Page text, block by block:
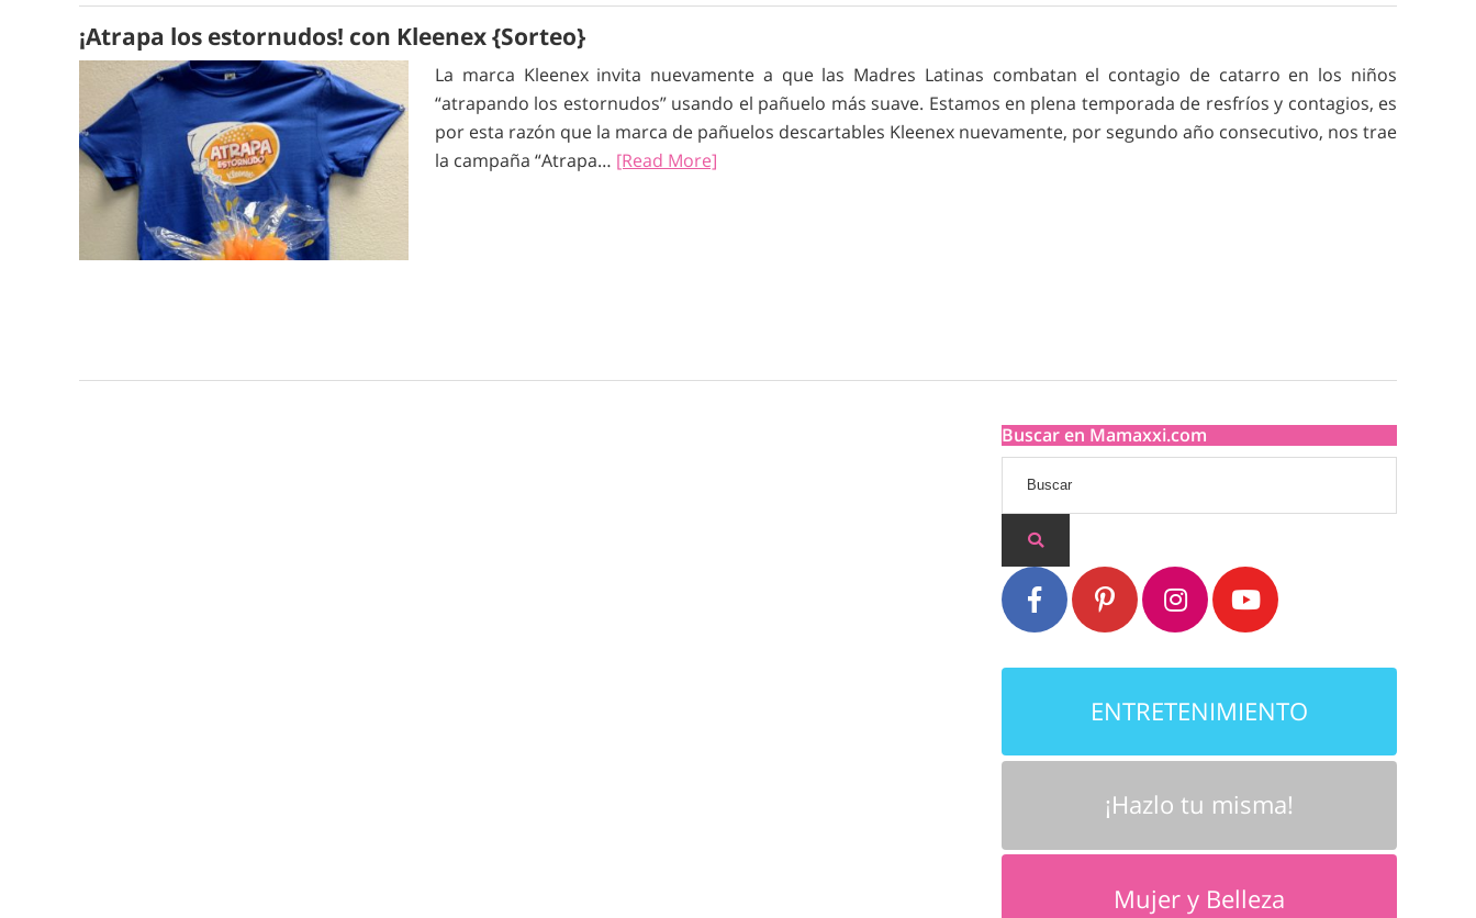
¡Atrapa los estornudos! con Kleenex {Sorteo}
La marca Kleenex invita nuevamente a que las Madres Latinas combatan el contagio de catarro en los niños
“atrapando los estornudos” usando el pañuelo más suave. Estamos en plena temporada de resfríos y contagios, es
por esta razón que la marca de pañuelos descartables Kleenex nuevamente, por segundo año consecutivo, nos trae
la campaña “Atrapa… [Read More]
Buscar en Mamaxxi.com
ENTRETENIMIENTO
¡Hazlo tu misma!
Mujer y Belleza